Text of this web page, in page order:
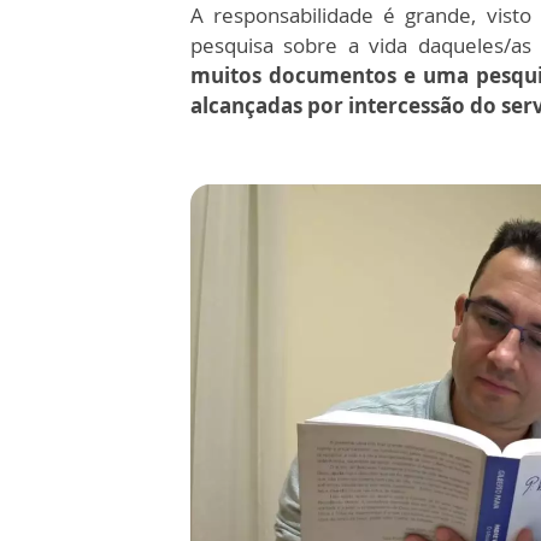
A responsabilidade é grande,
pesquisa sobre a vida daqueles/
muitos documentos e uma
alcançadas por intercessão do